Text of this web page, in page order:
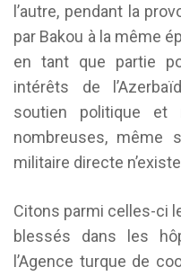
l’autre, pendant la
par Bakou à la même
en tant que partie
intérêts de
soutien politique et
nombreuses, même
militaire directe
Citons parmi celles-ci
blessés dans les
l’Agence turque de